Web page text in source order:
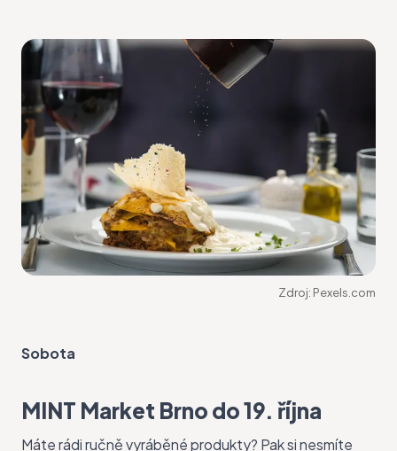
Zdroj: Pexels.com
Sobota
MINT Market Brno do 19. října
Máte rádi ručně vyráběné produkty? Pak si nesmíte